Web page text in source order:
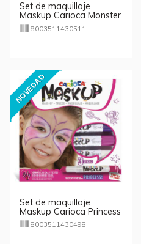
Set de maquillaje
Maskup Carioca Monster
8003511430511
NOVEDAD
Set de maquillaje
Maskup Carioca Princess
8003511430498